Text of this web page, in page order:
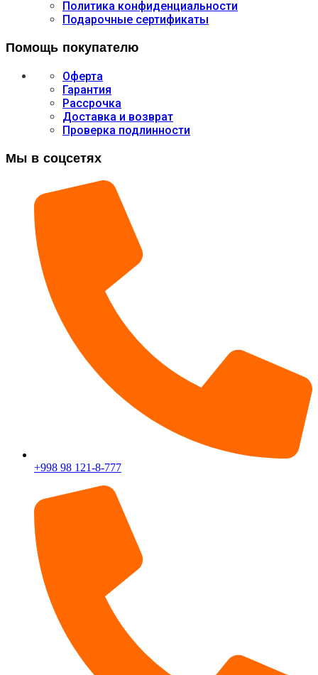
Политика конфиденциальности
Подарочные сертификаты
Помощь покупателю
Оферта
Гарантия
Рассрочка
Доставка и возврат
Проверка подлинности
Мы в соцсетях
+998 98 121-8-777